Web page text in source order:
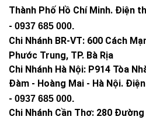
Thành Phố Hồ Chí Minh. Điện
- 0937 685 000.
Chi Nhánh BR-VT: 600 Cách
Phước Trung, TP. Bà Rịa
Chi Nhánh Hà Nội: P914 Tòa
Đàm - Hoàng Mai - Hà Nội.
- 0937 685 000.
Chi Nhánh Cần Thơ: 280 Đường